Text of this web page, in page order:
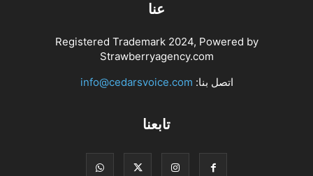
عنا
Registered Trademark 2024, Powered by
Strawberryagency.com
اتصل بنا: info@cedarsvoice.com
تابعنا